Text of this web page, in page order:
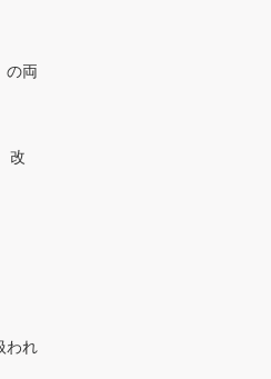
の両
改
われ